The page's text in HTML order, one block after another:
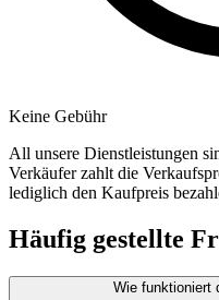
Keine Gebühr
All unsere Dienstleistungen
Verkäufer zahlt die
lediglich den Kaufpreis
Häufig gestellte
Wie funktioniert